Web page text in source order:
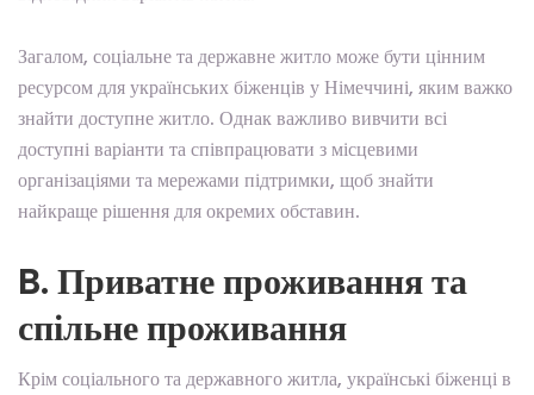
Загалом, соціальне та державне житло може бути цінним
ресурсом для українських біженців у Німеччині, яким важко
знайти доступне житло. Однак важливо вивчити всі
доступні варіанти та співпрацювати з місцевими
організаціями та мережами підтримки, щоб знайти
найкраще рішення для окремих обставин.
B. Приватне проживання та
спільне проживання
Крім соціального та державного житла, українські біженці в